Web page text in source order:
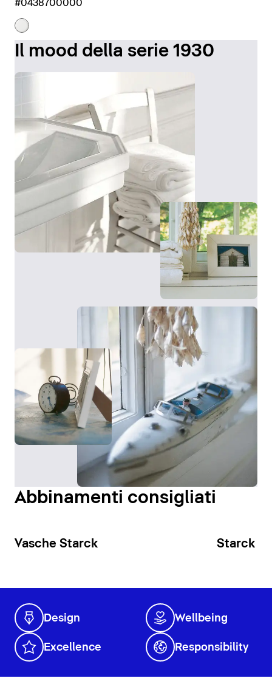
#0438700000
Il mood della serie 1930
Abbinamenti consigliati
Vasche Starck Starck
Design Wellbeing
Excellence Responsibility